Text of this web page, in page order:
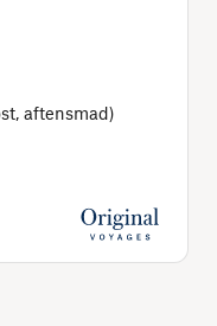
aftensmad)